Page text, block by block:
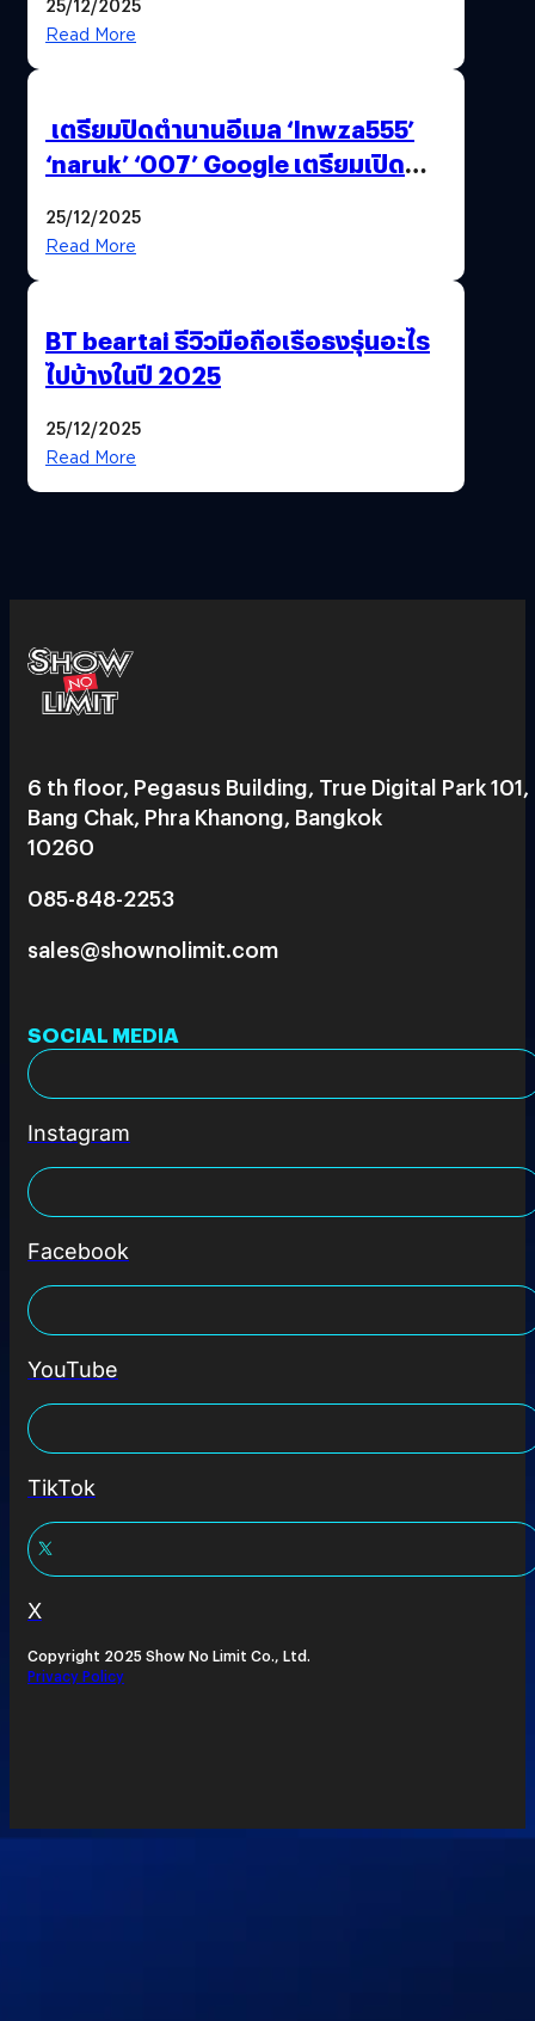
Read More
เตรียมปิดตำนานอีเมล ‘lnwza555’
‘naruk’ ‘007’ Google เตรียมเปิด
25/12/2025
Read More
BT beartai รีวิวมือถือเรือธงรุ่นอะไร
ไปบ้างในปี 2025
25/12/2025
Read More
6 th floor, Pegasus Building, True Digital Park 101,
Bang Chak, Phra Khanong, Bangkok
10260
085-848-2253
sales@shownolimit.com
SOCIAL MEDIA
Instagram
Facebook
YouTube
TikTok
X
Copyright 2025 Show No Limit Co., Ltd.
Privacy Policy